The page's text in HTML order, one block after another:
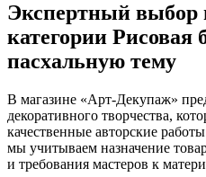
Экспертный выбор
категории Рисовая
пасхальную тему
В магазине «Арт-Декупаж»
декоративного творчества,
качественные авторские
мы учитываем назначение
и требования мастеров к